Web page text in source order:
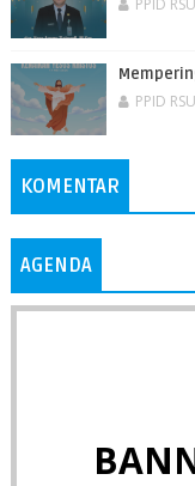
PPID
KOMENTAR
AGENDA